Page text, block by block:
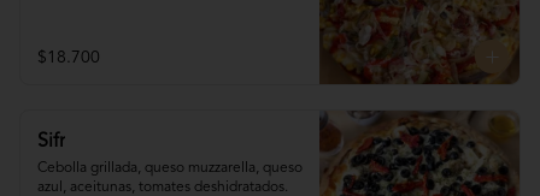
$18.700
Sifr
Cebolla grillada, queso muzzarella, queso
azul, aceitunas, tomates deshidratados.